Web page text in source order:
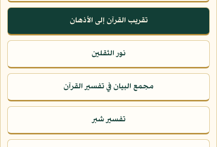
تقريب القرآن إلى الأذهان
نور الثقلين
مجمع البيان في تفسير القرآن
تفسير شبر